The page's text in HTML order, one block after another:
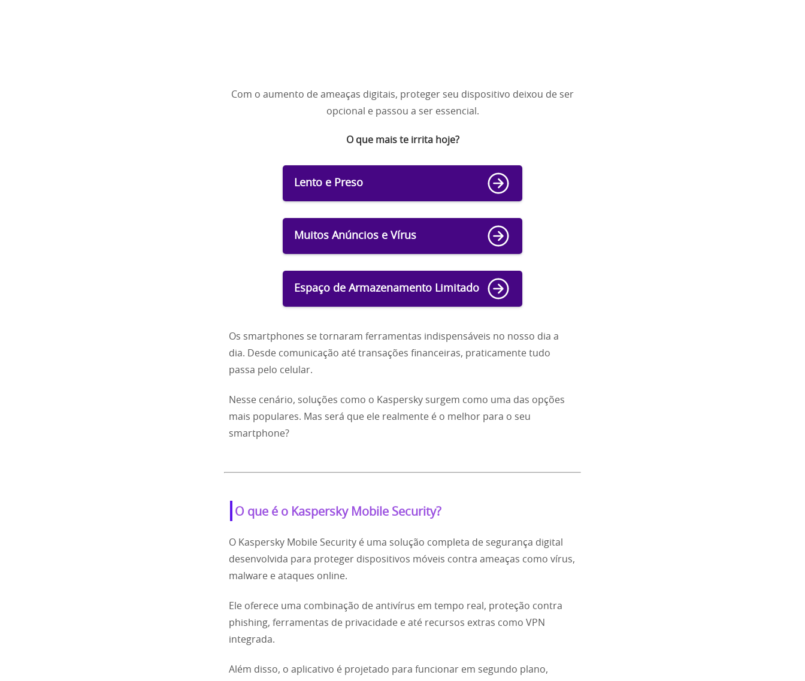
Com o aumento de ameaças digitais, proteger seu dispositivo deixou de ser
opcional e passou a ser essencial.
O que mais te irrita hoje?
Lento e Preso
Muitos Anúncios e Vírus
Espaço de Armazenamento Limitado
Os smartphones se tornaram ferramentas indispensáveis no nosso dia a
dia. Desde comunicação até transações financeiras, praticamente tudo
passa pelo celular.
Nesse cenário, soluções como o Kaspersky surgem como uma das opções
mais populares. Mas será que ele realmente é o melhor para o seu
smartphone?
O que é o Kaspersky Mobile Security?
O Kaspersky Mobile Security é uma solução completa de segurança digital
desenvolvida para proteger dispositivos móveis contra ameaças como vírus,
malware e ataques online.
Ele oferece uma combinação de antivírus em tempo real, proteção contra
phishing, ferramentas de privacidade e até recursos extras como VPN
integrada.
Além disso, o aplicativo é projetado para funcionar em segundo plano,